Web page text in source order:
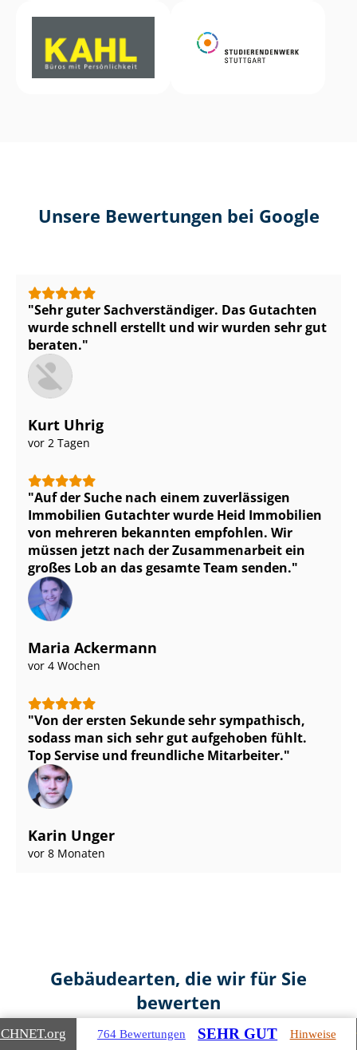
Unsere Bewertungen bei Google
Sehr guter Sach­ver­stän­di­ger. Das Gutachten
wurde schnell erstellt und wir wurden sehr gut
beraten.
Kurt Uhrig
vor 2 Tagen
Auf der Suche nach einem zuverlässigen
Immobilien Gutachter wurde Heid Immobilien
von mehreren bekannten empfohlen. Wir
müssen jetzt nach der Zusammenarbeit ein
großes Lob an das gesamte Team senden.
Maria Ackermann
vor 4 Wochen
Von der ersten Sekunde sehr sympathisch,
sodass man sich sehr gut aufgehoben fühlt.
Top Servise und freundliche Mitarbeiter.
Karin Unger
vor 8 Monaten
Gebäudearten, die wir für Sie
bewerten
.org 764 Bewertungen SEHR GUT Hinweise